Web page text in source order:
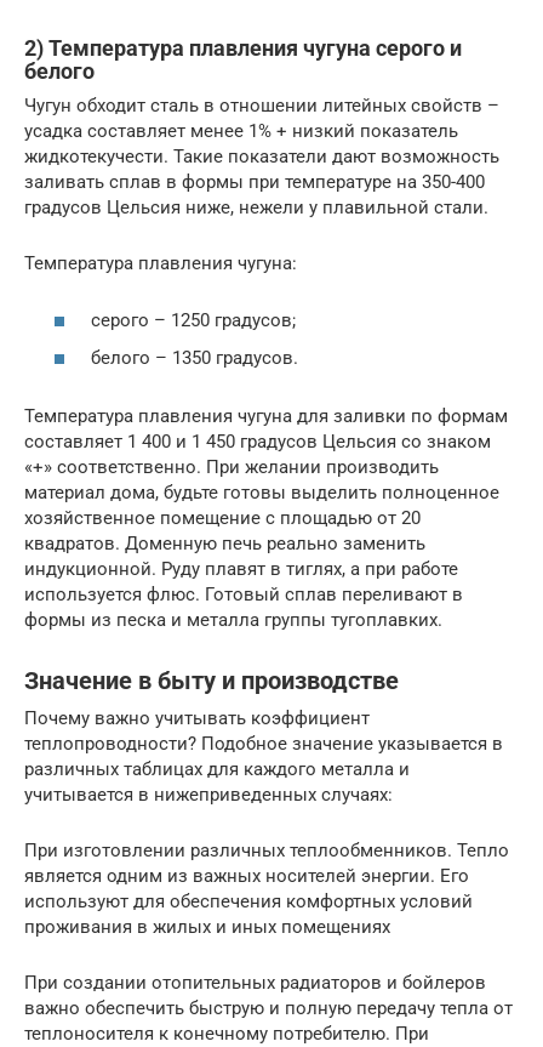
2) Температура плавления чугуна серого и
белого
Чугун обходит сталь в отношении литейных свойств –
усадка составляет менее 1% + низкий показатель
жидкотекучести. Такие показатели дают возможность
заливать сплав в формы при температуре на 350-400
градусов Цельсия ниже, нежели у плавильной стали.
Температура плавления чугуна:
серого – 1250 градусов;
белого – 1350 градусов.
Температура плавления чугуна для заливки по формам
составляет 1 400 и 1 450 градусов Цельсия со знаком
«+» соответственно. При желании производить
материал дома, будьте готовы выделить полноценное
хозяйственное помещение с площадью от 20
квадратов. Доменную печь реально заменить
индукционной. Руду плавят в тиглях, а при работе
используется флюс. Готовый сплав переливают в
формы из песка и металла группы тугоплавких.
Значение в быту и производстве
Почему важно учитывать коэффициент
теплопроводности? Подобное значение указывается в
различных таблицах для каждого металла и
учитывается в нижеприведенных случаях:
При изготовлении различных теплообменников. Тепло
является одним из важных носителей энергии. Его
используют для обеспечения комфортных условий
проживания в жилых и иных помещениях
При создании отопительных радиаторов и бойлеров
важно обеспечить быструю и полную передачу тепла от
теплоносителя к конечному потребителю. При